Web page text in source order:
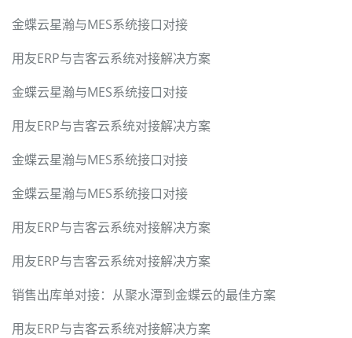
金蝶云星瀚与MES系统接口对接
用友ERP与吉客云系统对接解决方案
金蝶云星瀚与MES系统接口对接
用友ERP与吉客云系统对接解决方案
金蝶云星瀚与MES系统接口对接
金蝶云星瀚与MES系统接口对接
用友ERP与吉客云系统对接解决方案
用友ERP与吉客云系统对接解决方案
销售出库单对接：从聚水潭到金蝶云的最佳方案
用友ERP与吉客云系统对接解决方案